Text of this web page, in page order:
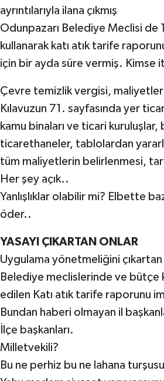
ayrıntılarıyla ilana çıkmış
Odunpazarı Belediye Meclisi
kullanarak katı atık tarife
için bir ayda süre vermiş. Kimse
Çevre temizlik vergisi,
Kılavuzun 71. sayfasında yer
kamu binaları ve ticari
ticarethaneler, tablolardan
tüm maliyetlerin belirlenmesi,
Her şey açık..
Yanlışlıklar olabilir mi? Elbette
öder..
YASAYI ÇIKARTAN ONLAR
Uygulama yönetmeliğini
Belediye meclislerinde ve bütçe
edilen Katı atık tarife raporunu
Bundan haberi olmayan il
İlçe başkanları.
Milletvekili?
Bu ne perhiz bu ne lahana